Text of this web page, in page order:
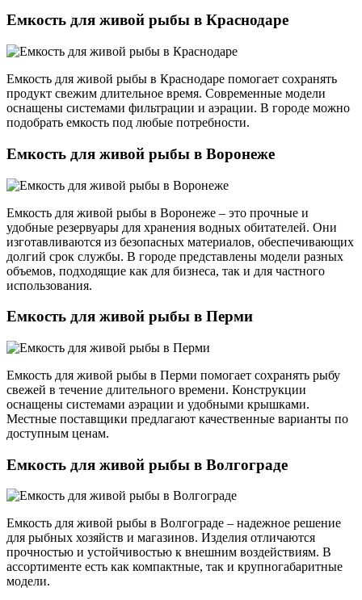
Емкость для живой рыбы в Краснодаре
Емкость для живой рыбы в Краснодаре помогает сохранять
продукт свежим длительное время. Современные модели
оснащены системами фильтрации и аэрации. В городе можно
подобрать емкость под любые потребности.
Емкость для живой рыбы в Воронеже
Емкость для живой рыбы в Воронеже – это прочные и
удобные резервуары для хранения водных обитателей. Они
изготавливаются из безопасных материалов, обеспечивающих
долгий срок службы. В городе представлены модели разных
объемов, подходящие как для бизнеса, так и для частного
использования.
Емкость для живой рыбы в Перми
Емкость для живой рыбы в Перми помогает сохранять рыбу
свежей в течение длительного времени. Конструкции
оснащены системами аэрации и удобными крышками.
Местные поставщики предлагают качественные варианты по
доступным ценам.
Емкость для живой рыбы в Волгограде
Емкость для живой рыбы в Волгограде – надежное решение
для рыбных хозяйств и магазинов. Изделия отличаются
прочностью и устойчивостью к внешним воздействиям. В
ассортименте есть как компактные, так и крупногабаритные
модели.